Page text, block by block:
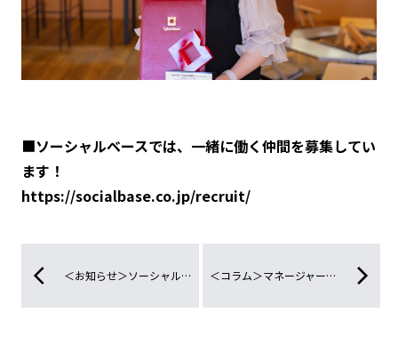
■ソーシャルベースでは、一緒に働く仲間を募集してい
ます！
https://socialbase.co.jp/recruit/
＜お知らせ＞ソーシャルベースのValueを策定しました！ ＜コラム＞マネージャーへの挑戦を通して気づいたこと